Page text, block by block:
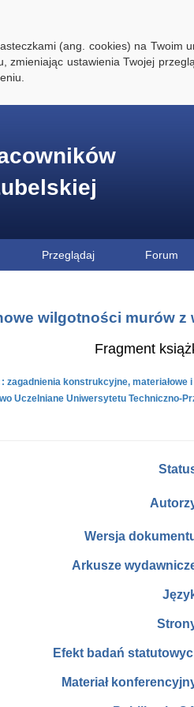
(ang. cookies) na Twoim
zmieniając ustawienia Twojej
Przeglądaj Forum
wilgotności murów
Fragment
zagadnienia konstrukcyjne,
Uczelniane Uniwersytetu Techniczno-
Wersja
Arkusze
Efekt badań
Materiał